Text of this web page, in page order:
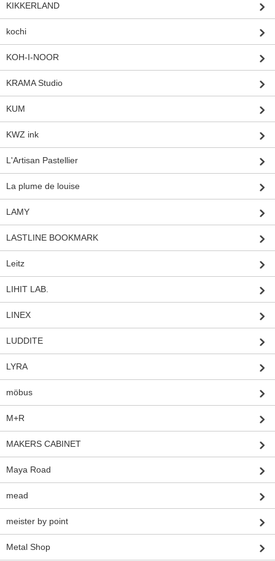
KIKKERLAND
kochi
KOH-I-NOOR
KRAMA Studio
KUM
KWZ ink
L'Artisan Pastellier
La plume de louise
LAMY
LASTLINE BOOKMARK
Leitz
LIHIT LAB.
LINEX
LUDDITE
LYRA
möbus
M+R
MAKERS CABINET
Maya Road
mead
meister by point
Metal Shop